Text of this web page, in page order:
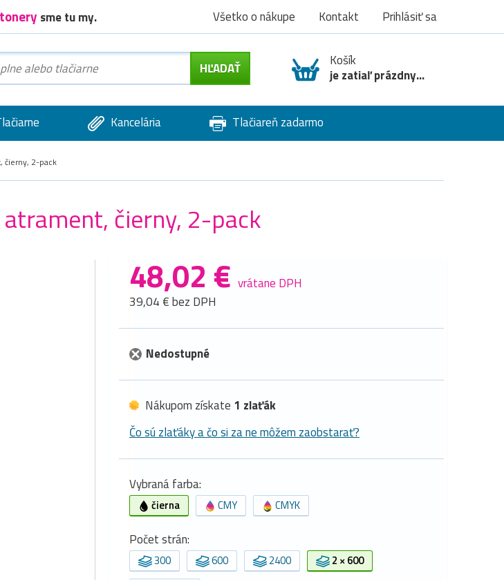
tonery sme tu my. Všetko o nákupe Kontakt Prihlásiť sa
Košík
je zatiaľ prázdny...
Kancelária Tlačiareň zadarmo
čierny, 2-pack
čierny, 2-pack
48,02 € vrátane DPH
39,04 € bez DPH
Nedostupné
Nákupom získate 1 zlaťák
Čo sú zlaťáky a čo si za ne môžem zaobstarať?
Vybraná farba:
čierna CMY CMYK
Počet strán:
300 600 2400
2 × 600